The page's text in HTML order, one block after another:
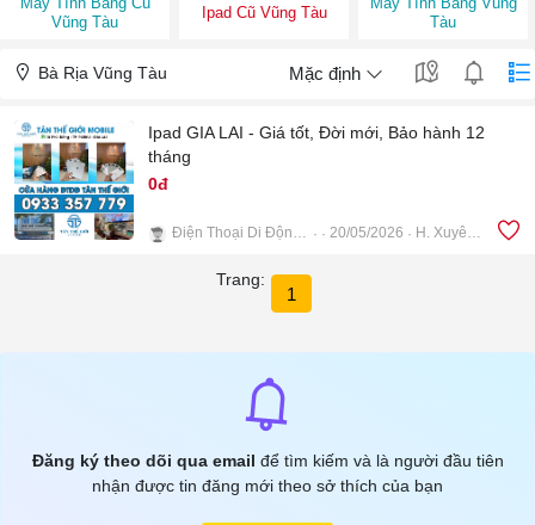
Vũng Tàu
Ipad Cũ Vũng Tàu
Tàu
Bà Rịa Vũng Tàu Mặc định
Ipad GIA LAI - Giá tốt, Đời mới, Bảo hành 12
tháng
0đ
Điện Thoại Di Động TÂN THẾ GIỚI 20/05/2026 H. Xuyên Mộc
Trang:
1
Đăng ký theo dõi qua email để tìm kiếm và là người đầu tiên
nhận được tin đăng mới theo sở thích của bạn